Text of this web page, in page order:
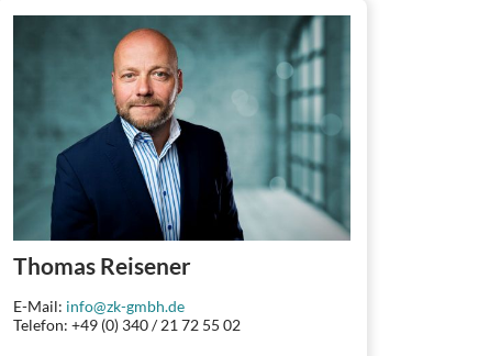
Thomas Reisener
E-Mail: info@zk-gmbh.de
Telefon: +49 (0) 340 / 21 72 55 02